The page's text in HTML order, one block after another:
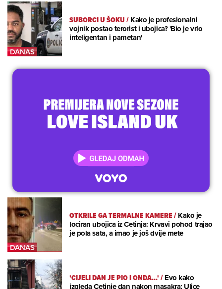
SUBORCI U ŠOKU/Kako je profesionalni
vojnik postao terorist i ubojica? 'Bio je vrlo
inteligentan i pametan'
OTKRILE GA TERMALNE KAMERE/Kako je
lociran ubojica iz Cetinja: Krvavi pohod trajao
je pola sata, a imao je još dvije mete
'CIJELI DAN JE PIO I ONDA...'/Evo kako
izgleda Cetinje dan nakon masakra: Ulice